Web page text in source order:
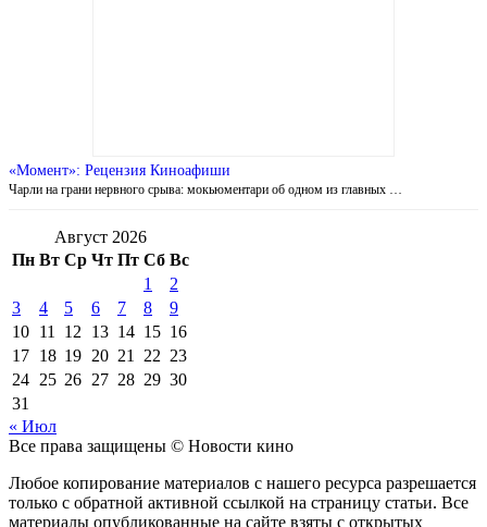
«Момент»: Рецензия Киноафиши
Чарли на грани нервного срыва: мокьюментари об одном из главных …
Август 2026
Пн Вт Ср Чт Пт Сб Вс
1
2
3
4 5 6 7 8
9
10 11 12 13 14 15 16
17 18 19 20 21 22 23
24 25 26 27 28 29 30
31
« Июл
Все права защищены © Новости кино
Любое копирование материалов с нашего ресурса разрешается
только с обратной активной ссылкой на страницу статьи. Все
материалы опубликованные на сайте взяты с открытых